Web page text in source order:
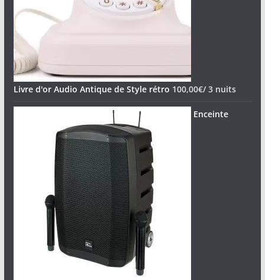
Livre d'or Audio Antique de Style rétro 100,00€/ 3 nuits
Enceinte